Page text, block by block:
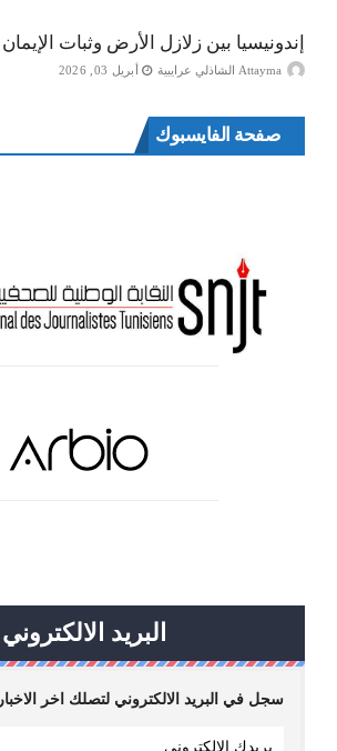
إندونيسيا بين زلازل الأرض وثبات الإيمان
Attayma الشاذلي عرايبية أبريل 03, 2026
صفحة الفايسبوك
البريد الالكتروني
سجل في البريد الالكتروني لتصلك اخر الاخبار